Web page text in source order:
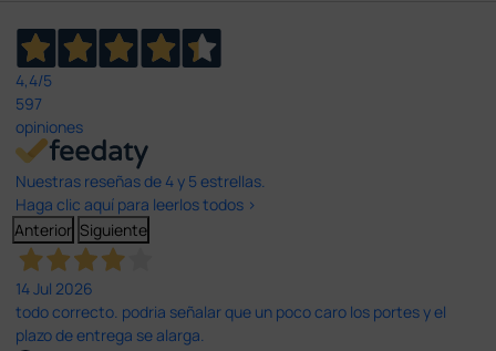
4,4/5
597
opiniones
Nuestras reseñas de 4 y 5 estrellas.
Haga clic aquí para leerlos todos >
Anterior Siguiente
14 Jul 2026
todo correcto. podria señalar que un poco caro los portes y el
plazo de entrega se alarga.